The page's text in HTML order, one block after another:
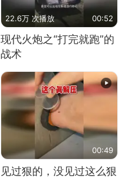
22.6万 次播放 00:52
现代火炮之“打完就跑”的
战术
00:49
见过狠的，没见过这么狠